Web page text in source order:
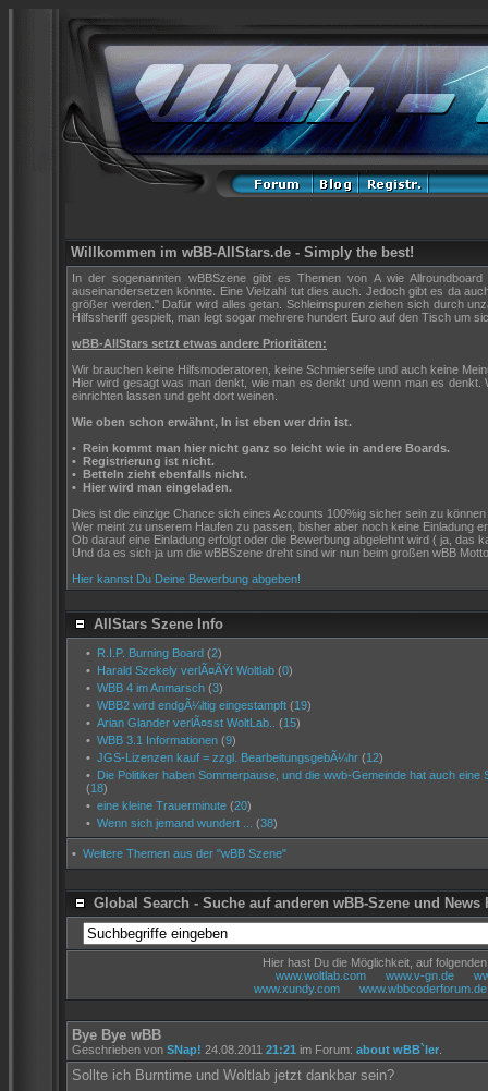
Willkommen im wBB-AllStars.de - Simply the best!
In der sogenannten wBBSzene gibt es Themen von A wie
auseinandersetzen könnte. Eine Vielzahl tut dies auch. Jedoch gibt es da
größer werden." Dafür wird alles getan. Schleimspuren ziehen sich durch
Hilfssheriff gespielt, man legt sogar mehrere hundert Euro auf den Tisch um
wBB-AllStars setzt etwas andere Prioritäten:
Wir brauchen keine Hilfsmoderatoren, keine Schmierseife und auch keine
Hier wird gesagt was man denkt, wie man es denkt und wenn man es
einrichten lassen und geht dort weinen.
Wie oben schon erwähnt, In ist eben wer drin ist.
• Rein kommt man hier nicht ganz so leicht wie in andere Boards.
• Registrierung ist nicht.
• Betteln zieht ebenfalls nicht.
• Hier wird man eingeladen.
Dies ist die einzige Chance sich eines Accounts 100%ig sicher sein zu
Wer meint zu unserem Haufen zu passen, bisher aber noch keine Einladung
Ob darauf eine Einladung erfolgt oder die Bewerbung abgelehnt wird ( ja,
Und da es sich ja um die wBBSzene dreht sind wir nun beim großen wBB
Hier kannst Du Deine Bewerbung abgeben!
AllStars Szene Info
• R.I.P. Burning Board (2)
• Harald Szekely verlÃ¤ÃŸt Woltlab (0)
• WBB 4 im Anmarsch (3)
• WBB2 wird endgÃ¼ltig eingestampft (19)
• Arian Glander verlÃ¤sst WoltLab.. (15)
• WBB 3.1 Informationen (9)
• JGS-Lizenzen kauf = zzgl. BearbeitungsgebÃ¼hr (12)
• Die Politiker haben Sommerpause, und die wwb-Gemeinde hat auch eine
(18)
• eine kleine Trauerminute (20)
• Wenn sich jemand wundert ... (38)
• Weitere Themen aus der "wBB Szene"
Global Search - Suche auf anderen wBB-Szene und News
Hier hast Du die Möglichkeit, auf
www.woltlab.com
www.v-gn.de
www.xundy.com
www.wbbcoderforum.de
Bye Bye wBB
Geschrieben von SNap! 24.08.2011 21:21 im Forum: about wBB`ler
Sollte ich Burntime und Woltlab jetzt dankbar sein?